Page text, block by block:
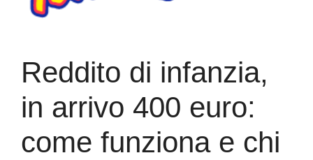
contenuto
Reddito di infanzia,
in arrivo 400 euro:
come funziona e chi